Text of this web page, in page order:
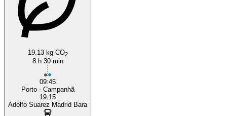
19.13 kg CO2
8 h 30 min
09:45
Porto - Campanhã
19:15
Adolfo Suarez Madrid Bara